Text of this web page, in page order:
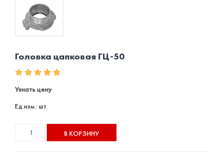
Головка цапковая ГЦ-50
Узнать цену
Ед.изм.: шт.
В КОРЗИНУ